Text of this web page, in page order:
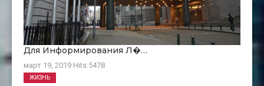
Для Информирования Л�…
март 19, 2019 Hits:5478
ЖИЗНЬ